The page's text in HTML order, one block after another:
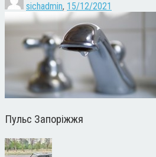
sichadmin, 15/12/2021
Пульс Запоріжжя